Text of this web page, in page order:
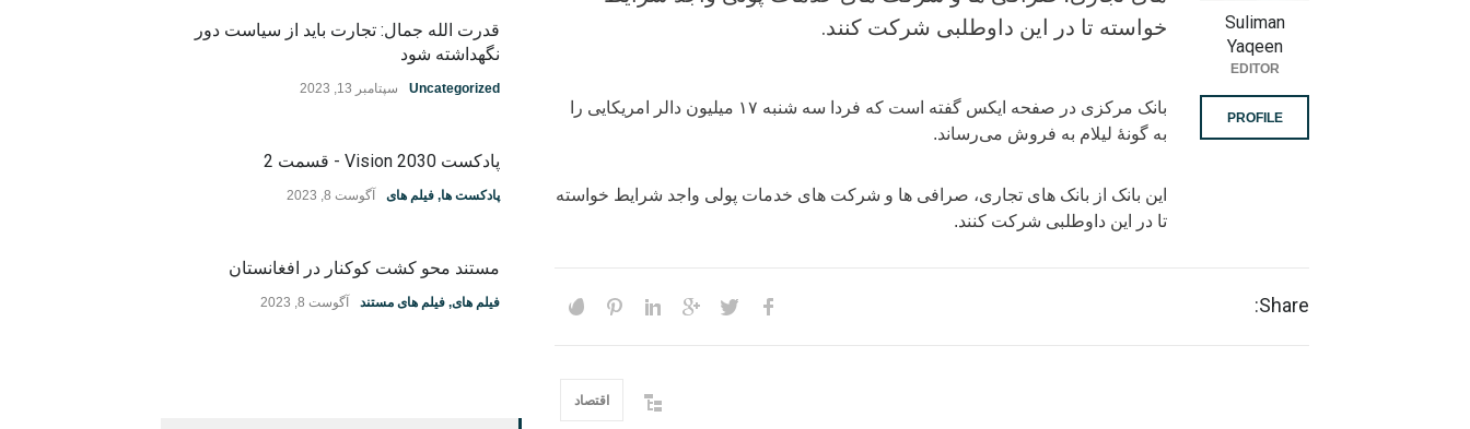
خواسته تا در این داوطلبی شرکت کنند.
بانک مرکزی در صفحه ایکس گفته است که فردا سه شنبه ۱۷ میلیون دالر امریکایی را
به گونهٔ لیلام به فروش می‌رساند.
این بانک از بانک های تجاری، صرافی ها و شرکت های خدمات پولی واجد شرایط خواسته
تا در این داوطلبی شرکت کنند.
Suliman
Yaqeen
EDITOR
PROFILE
Share:
اقتصاد
قدرت الله جمال: تجارت باید از سیاست دور
نگهداشته شود
Uncategorized سپتامبر 13, 2023
پادکست Vision 2030 - قسمت 2
پادکست ها, فیلم های آگوست 8, 2023
مستند محو کشت کوکنار در افغانستان
فیلم های, فیلم های مستند آگوست 8, 2023